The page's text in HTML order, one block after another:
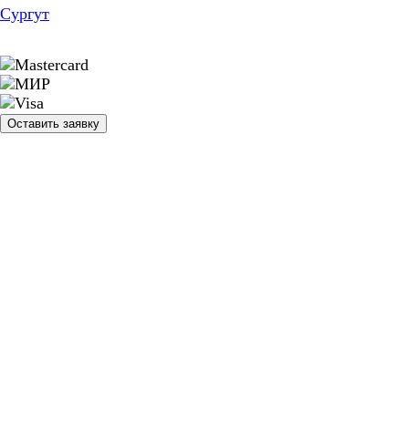
Сургут
Оставить заявку